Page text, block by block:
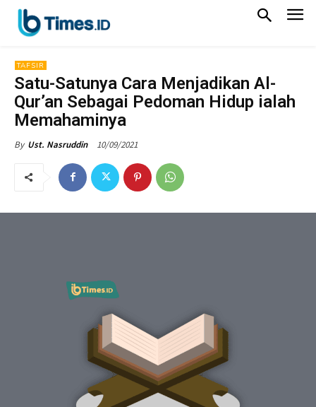
TAFSIR
Satu-Satunya Cara Menjadikan Al-
Qur’an Sebagai Pedoman Hidup ialah
Memahaminya
By Ust. Nasruddin 10/09/2021